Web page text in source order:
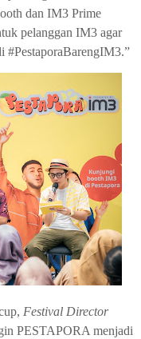
dan IM3 Prime
pelanggan IM3 agar
#PestaporaBarengIM3.”
Festival Director
PESTAPORA menjadi